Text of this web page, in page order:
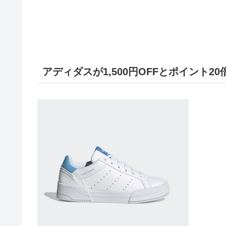
アディダスが1,500円OFFとポイント20